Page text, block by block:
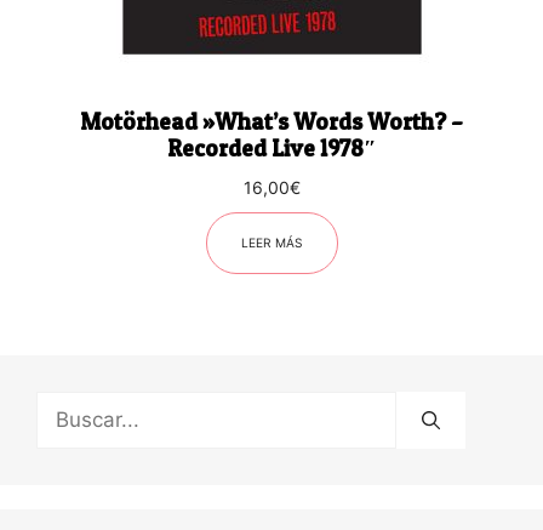
Motörhead ‎»What’s Words Worth? –
Recorded Live 1978″
16,00€
LEER MÁS
Buscar: